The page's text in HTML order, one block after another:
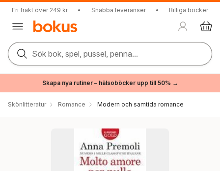
Fri frakt över 249 kr • Snabba leveranser • Billiga böcker
Sök bok, spel, pussel, penna...
Skapa nya rutiner – hälsoböcker upp till 50% →
Skönlitteratur Romance Modern och samtida romance